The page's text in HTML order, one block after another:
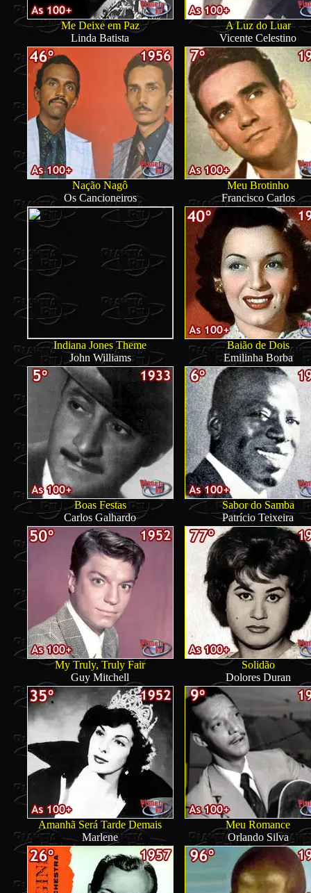
Me Deixe em Paz
Linda Batista
A Luz do Luar
Vicente Celestino
Nação Nagô
Os Cancioneiros
Meu Brotinho
Francisco Carlos
Indiana Jones Theme
John Williams
Baião de Dois
Emilinha Borba
Boas Festas
Carlos Galhardo
Sabor do Samba
Patrício Teixeira
My Truly, Truly Fair
Guy Mitchell
Solidão
Dolores Duran
Amanhã Será Tarde Demais
Marlene
Meu Romance
Orlando Silva